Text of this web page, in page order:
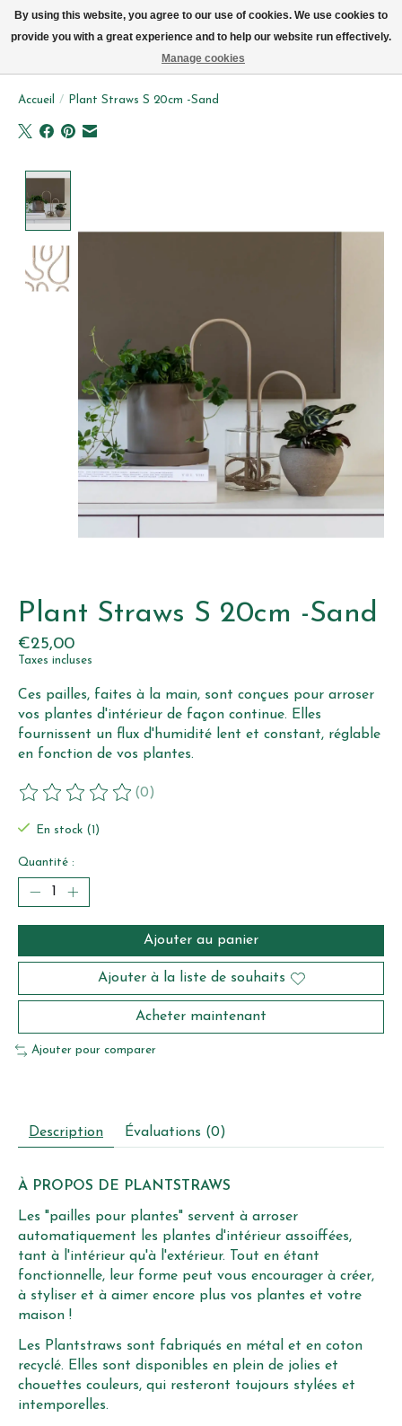
Accueil / Plant Straws S 20cm -Sand
Plant Straws S 20cm -Sand
€25,00
Taxes incluses
Ces pailles, faites à la main, sont conçues pour arroser
vos plantes d'intérieur de façon continue. Elles
fournissent un flux d'humidité lent et constant, réglable
en fonction de vos plantes.
Ce produit est évalué à
(0)
En stock (1)
Quantité :
Ajouter au panier
Ajouter à la liste de souhaits
Acheter maintenant
Ajouter pour comparer
Description Évaluations (0)
À PROPOS DE PLANTSTRAWS
Les "pailles pour plantes" servent à arroser
automatiquement les plantes d'intérieur assoiffées,
tant à l'intérieur qu'à l'extérieur. Tout en étant
fonctionnelle, leur forme peut vous encourager à créer,
à styliser et à aimer encore plus vos plantes et votre
maison !
Les Plantstraws sont fabriqués en métal et en coton
recyclé. Elles sont disponibles en plein de jolies et
chouettes couleurs, qui resteront toujours stylées et
intemporelles.
By using this website, you agree to our use of cookies. We use cookies to
provide you with a great experience and to help our website run effectively.
Manage cookies